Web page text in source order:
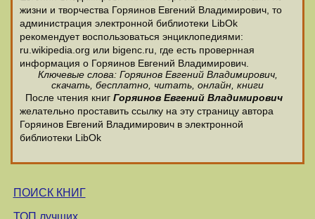
жизни и творчества Горяинов Евгений Владимирович, то
администрация электронной библиотеки LibOk
рекомендует воспользоваться энциклопедиями:
ru.wikipedia.org или bigenc.ru, где есть провернная
информация о Горяинов Евгений Владимирович.
Ключевые слова: Горяинов Евгений Владимирович,
скачать, бесплатно, читать, онлайн, книги
После чтения книг Горяинов Евгений Владимирович
желательно проставить ссылку на эту страницу автора
Горяинов Евгений Владимирович в электронной
библиотеки LibOk
ПОИСК КНИГ
ТОП лучших